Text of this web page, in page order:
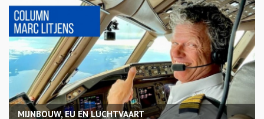
MIJNBOUW, EU EN LUCHTVAART